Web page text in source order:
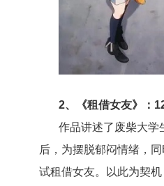
2、《租借女友》：
作品讲述了废柴大学
后，为摆脱郁闷情绪，
试租借女友。以此为契